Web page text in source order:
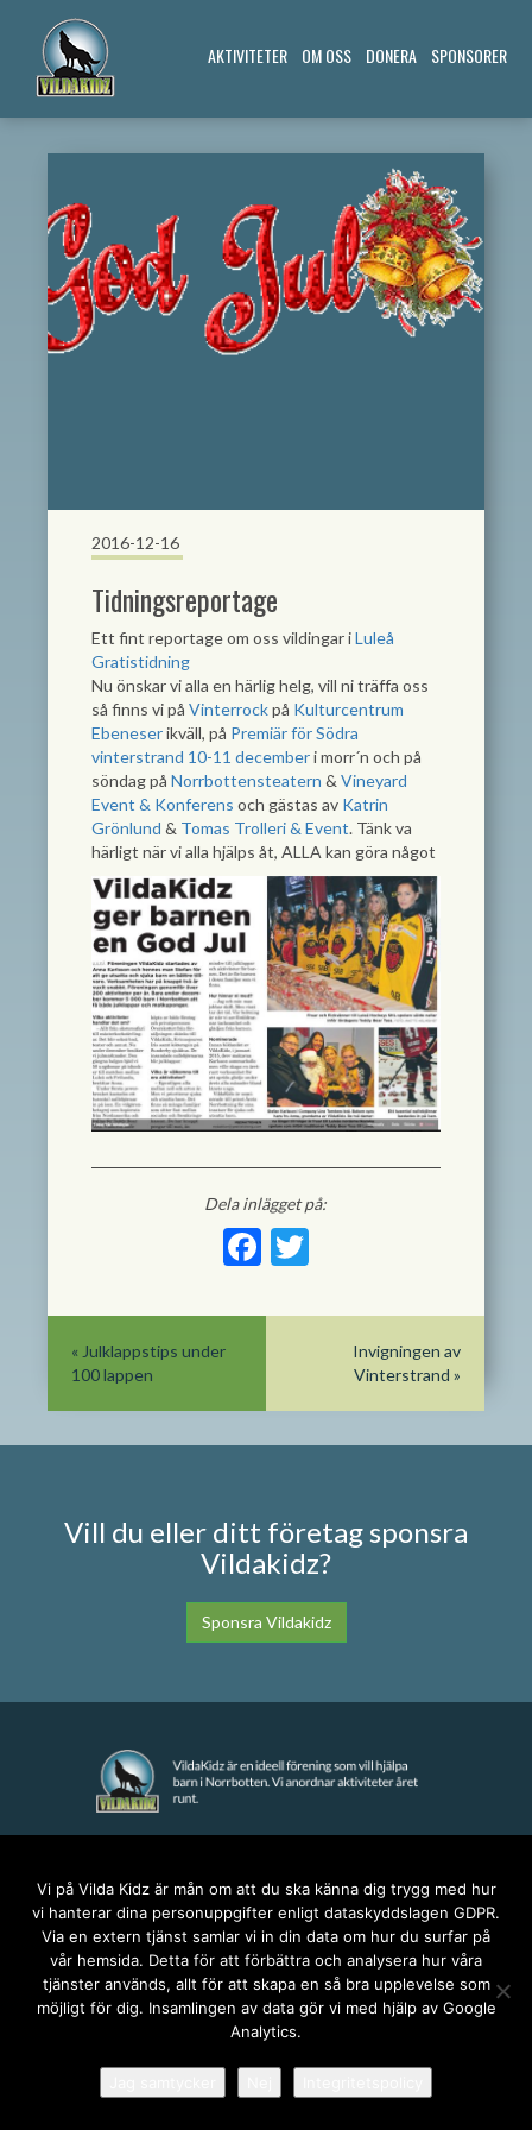
AKTIVITETER OM OSS DONERA SPONSORER
2016-12-16
Tidningsreportage
Ett fint reportage om oss vildingar iLuleå
Gratistidning
Nu önskar vi alla en härlig helg, vill ni träffa oss
så finns vi på Vinterrockpå Kulturcentrum
Ebeneserikväll, på Premiär för Södra
vinterstrand 10-11 decemberi morr´n och på
söndag på Norrbottensteatern &Vineyard
Event & Konferens och gästas av Katrin
Grönlund & Tomas Trolleri & Event. Tänk va
härligt när vi alla hjälps åt, ALLA kan göra något
Dela inlägget på:
Facebook
Twitter
Invigningen av
Vinterstrand »
« Julklappstips under
100 lappen
Vill du eller ditt företag sponsra
Vildakidz?
Sponsra Vildakidz
anna@vildakidz.se
076-7755068
Integritetspolicy
SOCIALA MEDIER
Vi på Vilda Kidz är mån om att du ska känna dig trygg med hur
vi hanterar dina personuppgifter enligt dataskyddslagen GDPR.
Via en extern tjänst samlar vi in din data om hur du surfar på
vår hemsida. Detta för att förbättra och analysera hur våra
tjänster används, allt för att skapa en så bra upplevelse som
möjligt för dig. Insamlingen av data gör vi med hjälp av Google
Analytics.